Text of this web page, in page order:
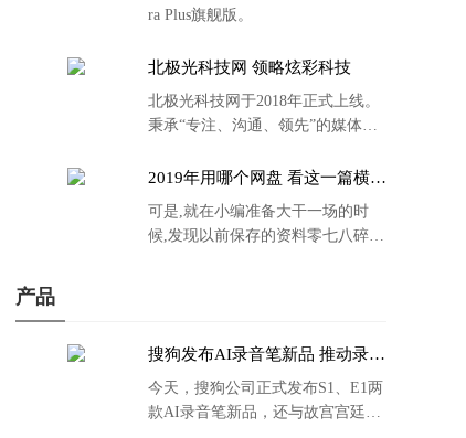
ra Plus旗舰版。
北极光科技网 领略炫彩科技
北极光科技网于2018年正式上线。
秉承“专注、沟通、领先”的媒体理
2019年用哪个网盘 看这一篇横评
可是,就在小编准备大干一场的时
候,发现以前保存的资料零七八碎,
产品
搜狗发布AI录音笔新品 推动录音
今天，搜狗公司正式发布S1、E1两
款AI录音笔新品，还与故宫宫廷文